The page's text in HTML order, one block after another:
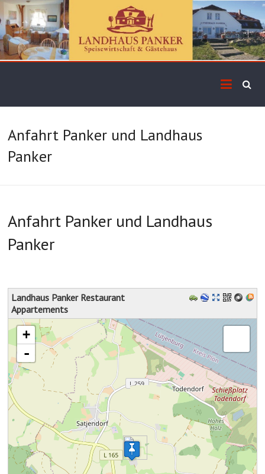
Anfahrt Panker und Landhaus
Panker
Anfahrt Panker und Landhaus
Panker
Landhaus Panker Restaurant
Appartements
Karte wird geladen - bitte warten...
+
-